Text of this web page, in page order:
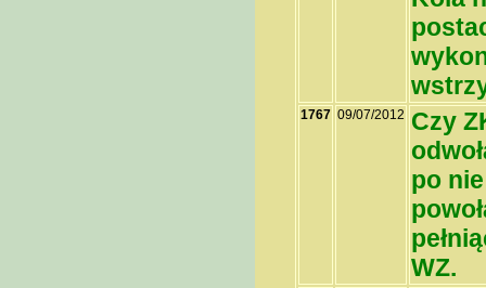
1767 09/07/2012 Czy
po
WZ.